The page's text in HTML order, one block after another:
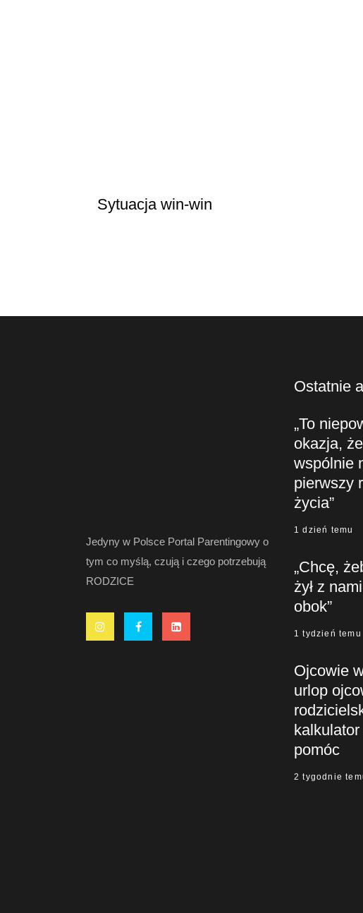
Sytuacja win-win
Jedyny w Polsce Portal Parentingowy o
tym co myślą, czują i czego potrzebują
RODZICE
Ostatnie
„To
okazja,
wspólnie
pierwszy
życia”
1 dzień temu
„Chcę,
żył z
obok”
1 tydzień temu
Ojcowie
urlop
pomóc
2 tygodnie